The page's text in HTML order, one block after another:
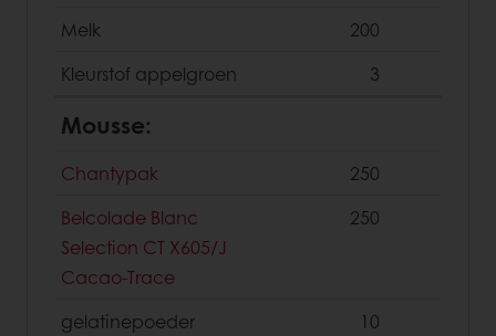
Melk
200
Kleurstof appelgroen
3
Mousse:
Chantypak
250
Belcolade Blanc
Selection CT X605/J
Cacao-Trace
250
gelatinepoeder
10